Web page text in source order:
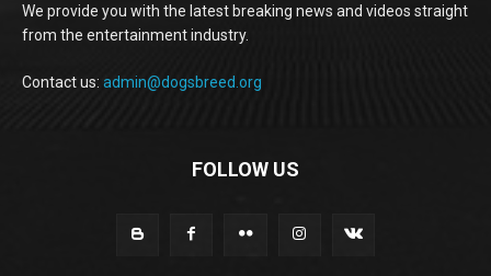
We provide you with the latest breaking news and videos straight
from the entertainment industry.
Contact us: admin@dogsbreed.org
FOLLOW US